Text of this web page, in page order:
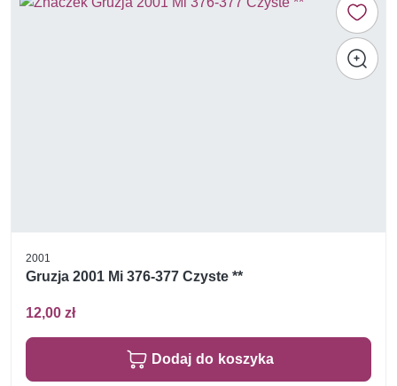
2001
Gruzja 2001 Mi 376-377 Czyste **
12,00 zł
Dodaj do koszyka